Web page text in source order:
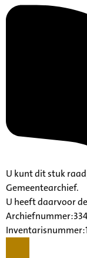
U kunt dit stuk
Gemeentearchief.
U heeft daarvoor